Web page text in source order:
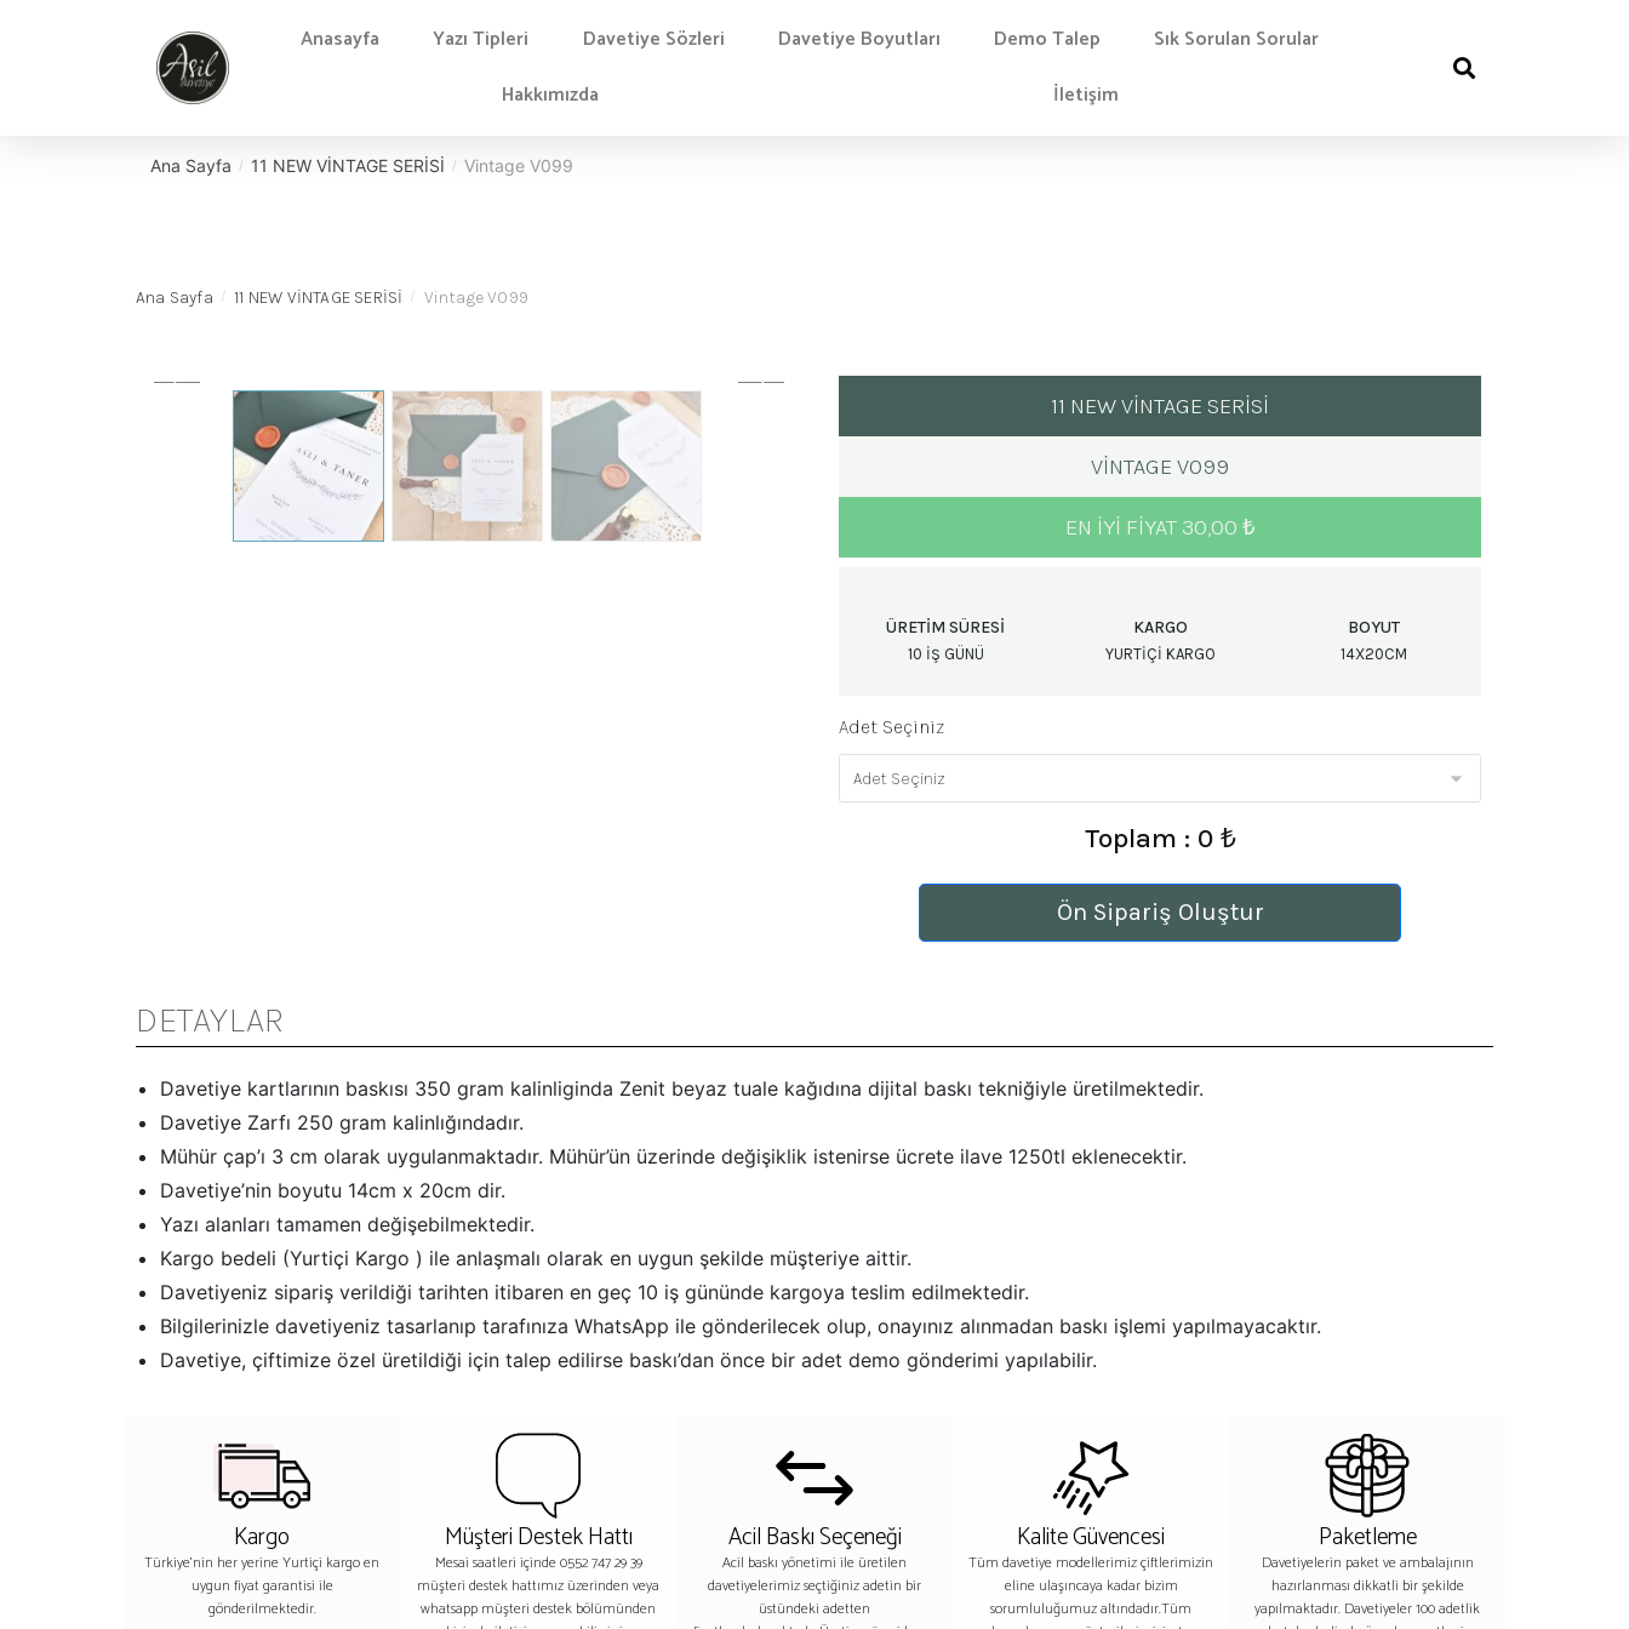
Anasayfa Yazı Tipleri Davetiye Sözleri Davetiye Boyutları Demo Talep
Sık Sorulan Sorular
Hakkımızda
İletişim
Ana Sayfa / 11 NEW VİNTAGE SERİSİ / Vintage V099
Ana Sayfa / 11 NEW VİNTAGE SERİSİ / Vintage V099
11 NEW VİNTAGE SERİSİ
VINTAGE V099
EN IYI FIYAT 30,00 ₺
ÜRETIM SÜRESI
10 IŞ GÜNÜ
KARGO
YURTIÇI KARGO
BOYUT
14X20CM
Adet Seçiniz
Toplam : 0 ₺
Ön Sipariş Oluştur
DETAYLAR
Davetiye kartlarının baskısı 350 gram kalinliginda Zenit beyaz tuale kağıdına dijital baskı tekniğiyle üretilmektedir.
Davetiye Zarfı 250 gram kalinlığındadır.
Mühür çap’ı 3 cm olarak uygulanmaktadır. Mühür’ün üzerinde değişiklik istenirse ücrete ilave 1250tl eklenecektir.
Davetiye’nin boyutu 14cm x 20cm dir.
Yazı alanları tamamen değişebilmektedir.
Kargo bedeli (Yurtiçi Kargo ) ile anlaşmalı olarak en uygun şekilde müşteriye aittir.
Davetiyeniz sipariş verildiği tarihten itibaren en geç 10 iş gününde kargoya teslim edilmektedir.
Bilgilerinizle davetiyeniz tasarlanıp tarafınıza WhatsApp ile gönderilecek olup, onayınız alınmadan baskı işlemi yapılmayacaktır.
Davetiye, çiftimize özel üretildiği için talep edilirse baskı’dan önce bir adet demo gönderimi yapılabilir.
Kargo
Türkiye'nin her yerine Yurtiçi kargo en
uygun fiyat garantisi ile
gönderilmektedir.
Müşteri Destek Hattı
Mesai saatleri içinde 0552 747 29 39
müşteri destek hattımız üzerinden veya
whatsapp müşteri destek bölümünden
Acil Baskı Seçeneği
Acil baskı yönetimi ile üretilen
davetiyelerimiz seçtiğiniz adetin bir
üstündeki adetten
Kalite Güvencesi
Tüm davetiye modellerimiz çiftlerimizin
eline ulaşıncaya kadar bizim
sorumluluğumuz altındadır.Tüm
Paketleme
Davetiyelerin paket ve ambalajının
hazırlanması dikkatli bir şekilde
yapılmaktadır. Davetiyeler 100 adetlik